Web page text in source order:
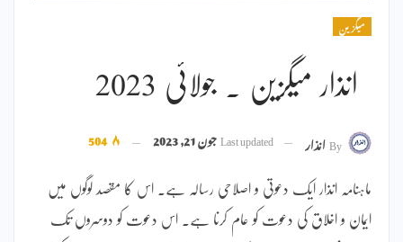
میگزین
انذار میگزین ۔ جولائی 2023
Byانذار Last updatedجون 21, 2023 504
ماہنامہ انذار ایک دعوتی و اصلاحی رسالہ ہے۔ اس کا مقصد لوگوں میں
ایمان و اخلاق کی دعوت کو عام کرنا ہے۔ اس دعوت کو دوسروں تک